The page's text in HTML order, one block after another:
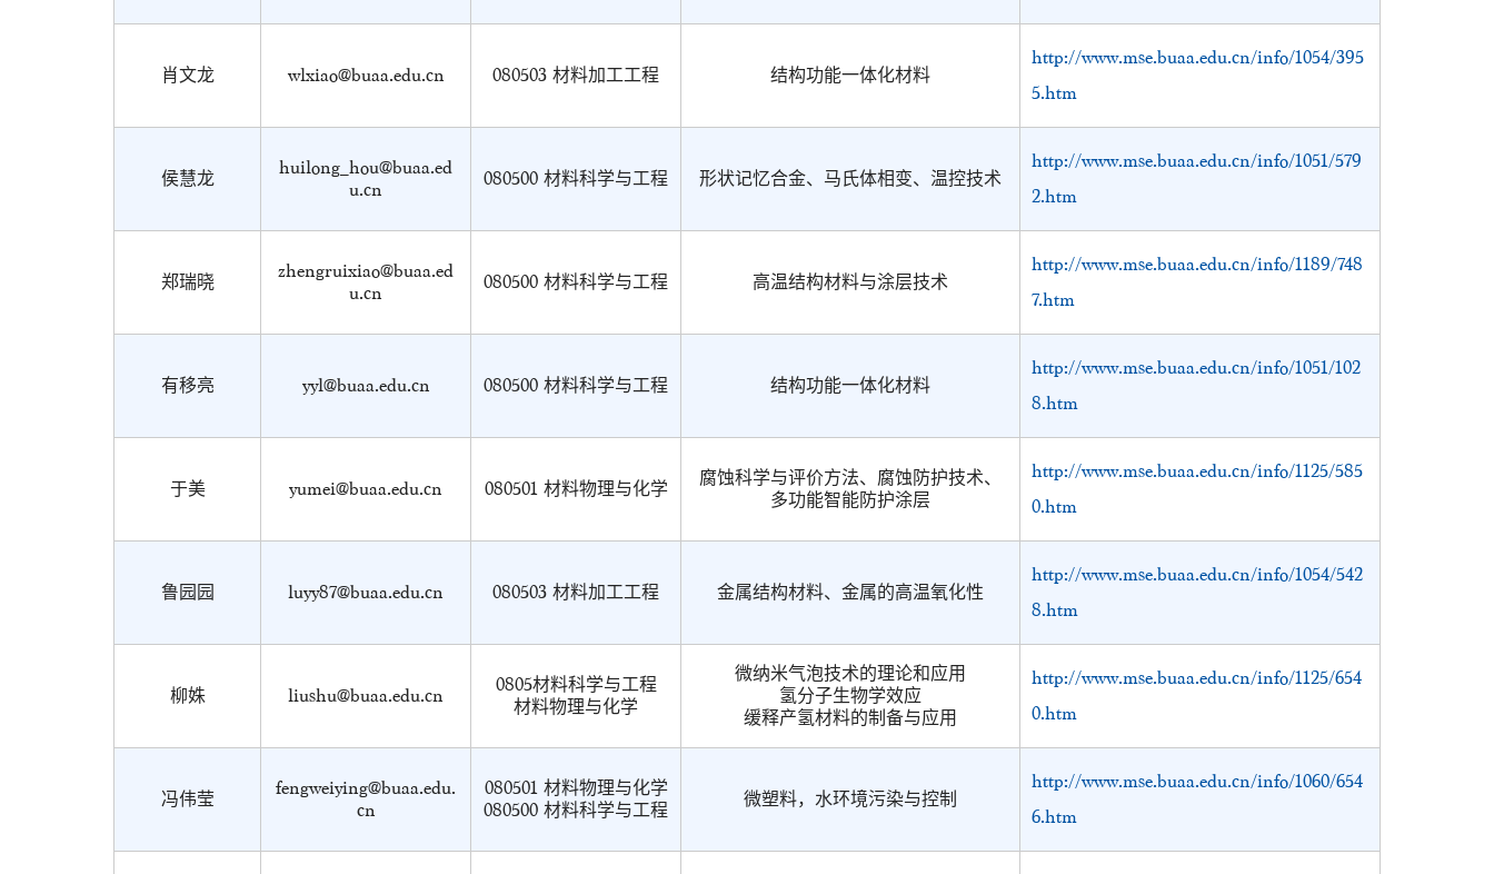
肖文龙 wlxiao@buaa.edu.cn 080503 材料加工工程 结构功能一体化材料
http://www.mse.buaa.edu.cn/info/1054/395
5.htm
侯慧龙
huilong_hou@buaa.ed
u.cn
080500 材料科学与工程 形状记忆合金、马氏体相变、温控技术
http://www.mse.buaa.edu.cn/info/1051/579
2.htm
郑瑞晓
zhengruixiao@buaa.ed
u.cn
080500 材料科学与工程 高温结构材料与涂层技术
http://www.mse.buaa.edu.cn/info/1189/748
7.htm
有移亮 yyl@buaa.edu.cn 080500 材料科学与工程 结构功能一体化材料
http://www.mse.buaa.edu.cn/info/1051/102
8.htm
于美 yumei@buaa.edu.cn 080501 材料物理与化学
腐蚀科学与评价方法、腐蚀防护技术、
多功能智能防护涂层
http://www.mse.buaa.edu.cn/info/1125/585
0.htm
鲁园园 luyy87@buaa.edu.cn 080503 材料加工工程 金属结构材料、金属的高温氧化性
http://www.mse.buaa.edu.cn/info/1054/542
8.htm
柳姝 liushu@buaa.edu.cn
0805材料科学与工程
材料物理与化学
微纳米气泡技术的理论和应用
氢分子生物学效应
缓释产氢材料的制备与应用
http://www.mse.buaa.edu.cn/info/1125/654
0.htm
冯伟莹
fengweiying@buaa.edu.
cn
080501 材料物理与化学
080500 材料科学与工程
微塑料，水环境污染与控制
http://www.mse.buaa.edu.cn/info/1060/654
6.htm